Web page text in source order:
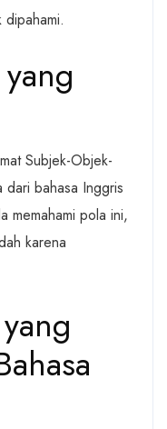
Subjek-Objek-
bahasa Inggris
memahami pola ini,
karena